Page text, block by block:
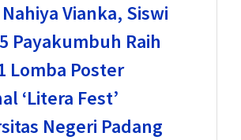
Vianka, Siswi
Payakumbuh Raih
Lomba Poster
‘Litera Fest’
Negeri Padang